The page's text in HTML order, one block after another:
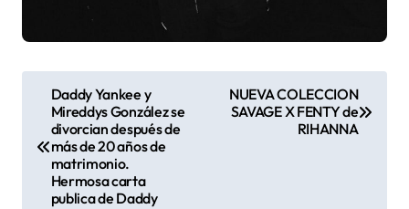
Daddy Yankee y
Mireddys González se
divorcian después de
más de 20 años de
matrimonio.
Hermosa carta
publica de Daddy
NUEVA COLECCION
SAVAGE X FENTY de
RIHANNA